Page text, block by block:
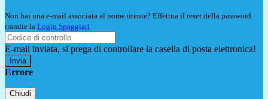
Non hai una e-mail associata al nome utente? Effettua il reset della password
tramite la Login Spaggiari
E-mail inviata, si prega di controllare la casella di posta elettronica!
Errore
Chiudi